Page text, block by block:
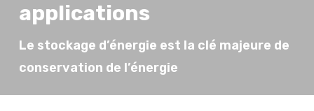
applications
Le stockage d’énergie est la clé majeure de
conservation de l’énergie